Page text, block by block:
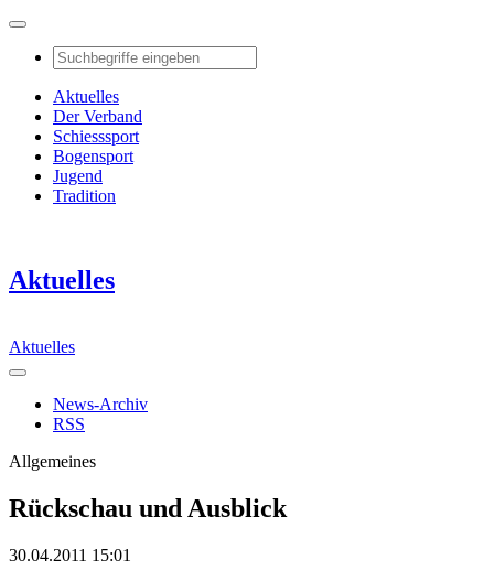
Aktuelles
Der Verband
Schiesssport
Bogensport
Jugend
Tradition
Aktuelles
Aktuelles
News-Archiv
RSS
Allgemeines
Rückschau und Ausblick
30.04.2011 15:01